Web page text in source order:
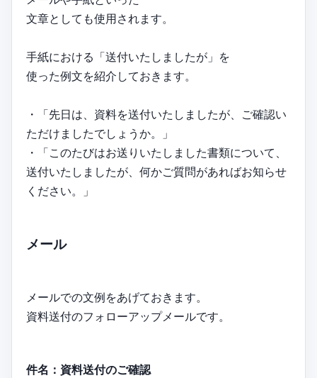
文章としても使用されます。
手紙における「送付いたしましたが」を
使った例文を紹介しておきます。
・「先日は、資料を送付いたしましたが、ご確認い
ただけましたでしょうか。」
・「このたびはお送りいたしました書類について、
送付いたしましたが、何かご質問があればお知らせ
ください。」
メール
メールでの文例をあげておきます。
資料送付のフォローアップメールです。
件名：資料送付のご確認